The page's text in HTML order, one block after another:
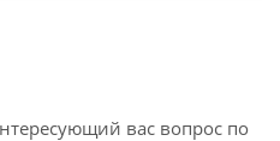
вас вопрос по